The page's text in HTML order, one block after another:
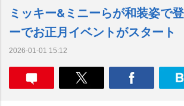
ミッキー&ミニーらが和装姿で
ーでお正月イベントがスタート
2026-01-01 15:12